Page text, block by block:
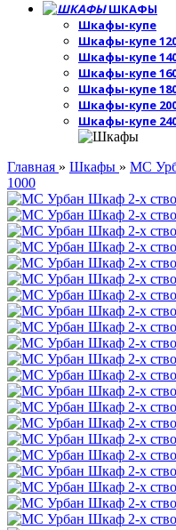
ШКАФЫ
Шкафы-купе
Шкафы-купе
Шкафы-купе
Шкафы-купе
Шкафы-купе
Шкафы-купе
Шкафы-купе
Главная » Шкафы » МС
1000